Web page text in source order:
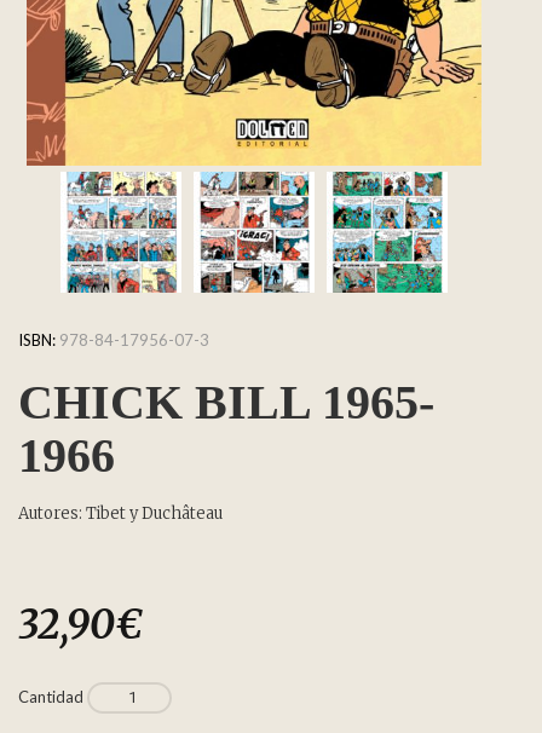
ISBN: 978-84-17956-07-3
CHICK BILL 1965-
1966
Autores: Tibet y Duchâteau
32,90€
Cantidad